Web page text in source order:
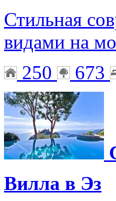
Стильная
видами на
250
673
Вилла в Эз